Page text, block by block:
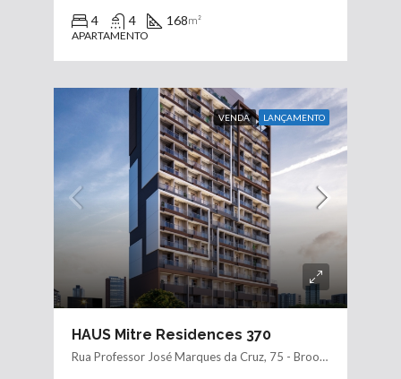
4 4 168m²
APARTAMENTO
VENDA LANÇAMENTO
HAUS Mitre Residences 370
Rua Professor José Marques da Cruz, 75 - Brooklin